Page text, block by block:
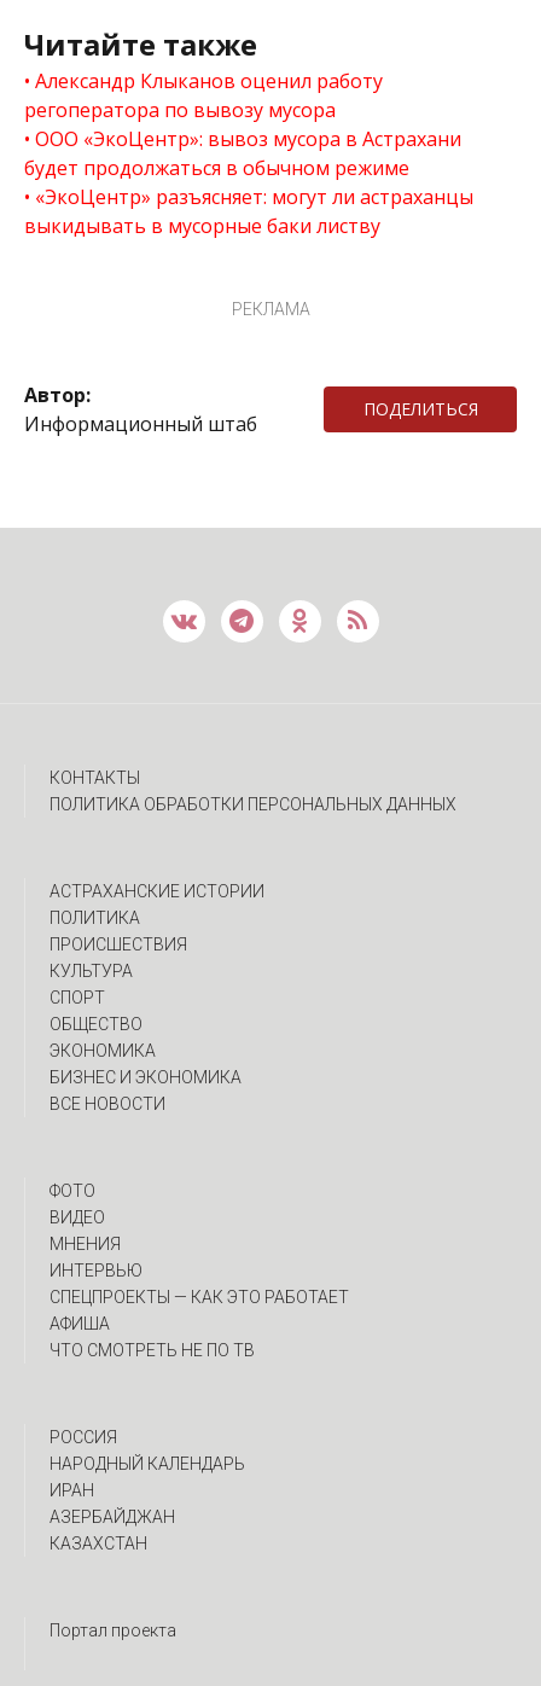
Читайте также
Александр Клыканов оценил работу
регоператора по вывозу мусора
ООО «ЭкоЦентр»: вывоз мусора в Астрахани
будет продолжаться в обычном режиме
«ЭкоЦентр» разъясняет: могут ли астраханцы
выкидывать в мусорные баки листву
РЕКЛАМА
Автор:
Информационный штаб
ПОДЕЛИТЬСЯ
КОНТАКТЫ
ПОЛИТИКА ОБРАБОТКИ ПЕРСОНАЛЬНЫХ ДАННЫХ
АСТРАХАНСКИЕ ИСТОРИИ
ПОЛИТИКА
ПРОИСШЕСТВИЯ
КУЛЬТУРА
СПОРТ
ОБЩЕСТВО
ЭКОНОМИКА
БИЗНЕС И ЭКОНОМИКА
ВСЕ НОВОСТИ
ФОТО
ВИДЕО
МНЕНИЯ
ИНТЕРВЬЮ
CПЕЦПРОЕКТЫ — КАК ЭТО РАБОТАЕТ
АФИША
ЧТО СМОТРЕТЬ НЕ ПО ТВ
РОССИЯ
НАРОДНЫЙ КАЛЕНДАРЬ
ИРАН
АЗЕРБАЙДЖАН
КАЗАХСТАН
Портал проекта